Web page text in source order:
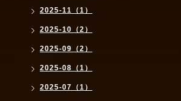
2025-11（1）
2025-10（2）
2025-09（2）
2025-08（1）
2025-07（1）